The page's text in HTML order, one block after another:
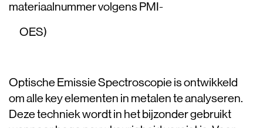
materiaalnummer volgens PMI-
OES)
Optische Emissie Spectroscopie is ontwikkeld
om alle key elementen in metalen te analyseren.
Deze techniek wordt in het bijzonder gebruikt